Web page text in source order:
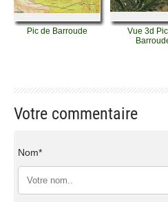
Pic de Barroude
Vue 3d
Votre commentaire
Nom*